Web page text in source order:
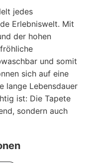
jedes
Erlebniswelt. Mit
der hohen
und somit
sich auf eine
lange Lebensdauer
ist: Die Tapete
sondern auch